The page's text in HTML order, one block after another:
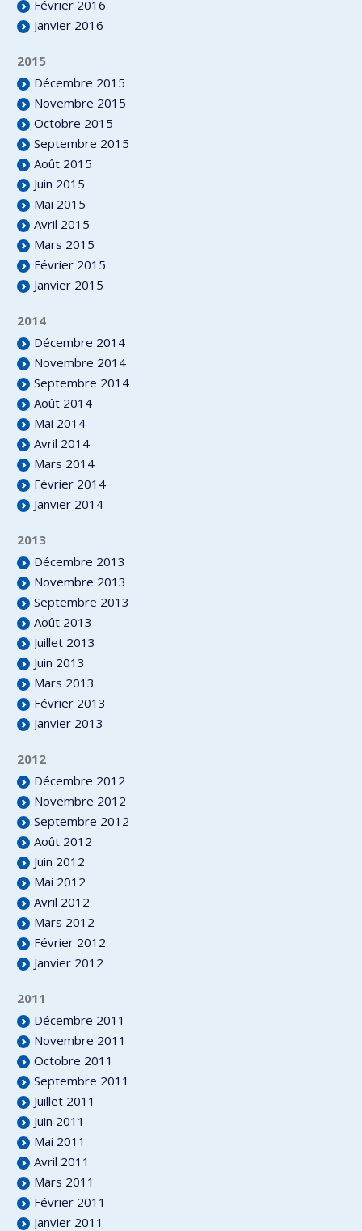
Février 2016
Janvier 2016
2015
Décembre 2015
Novembre 2015
Octobre 2015
Septembre 2015
Août 2015
Juin 2015
Mai 2015
Avril 2015
Mars 2015
Février 2015
Janvier 2015
2014
Décembre 2014
Novembre 2014
Septembre 2014
Août 2014
Mai 2014
Avril 2014
Mars 2014
Février 2014
Janvier 2014
2013
Décembre 2013
Novembre 2013
Septembre 2013
Août 2013
Juillet 2013
Juin 2013
Mars 2013
Février 2013
Janvier 2013
2012
Décembre 2012
Novembre 2012
Septembre 2012
Août 2012
Juin 2012
Mai 2012
Avril 2012
Mars 2012
Février 2012
Janvier 2012
2011
Décembre 2011
Novembre 2011
Octobre 2011
Septembre 2011
Juillet 2011
Juin 2011
Mai 2011
Avril 2011
Mars 2011
Février 2011
Janvier 2011